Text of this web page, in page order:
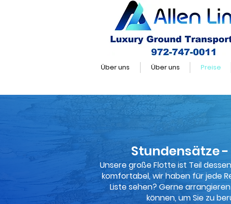
Über uns Über uns Preise
Stundensätze
Unsere große Flotte ist Teil
komfortabel, wir haben für jede
Liste sehen? Gerne
können, um Sie zu